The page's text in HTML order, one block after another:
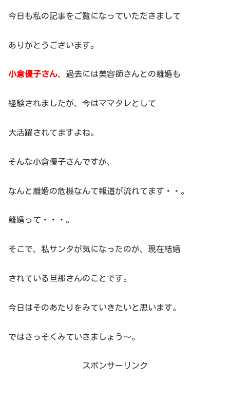
今日も私の記事をご覧になっていただきまして
ありがとうございます。
小倉優子さん、過去には美容師さんとの離婚も
経験されましたが、今はママタレとして
大活躍されてますよね。
そんな小倉優子さんですが、
なんと離婚の危機なんて報道が流れてます・・。
離婚って・・・。
そこで、私サンタが気になったのが、現在結婚
されている旦那さんのことです。
今日はそのあたりをみていきたいと思います。
ではさっそくみていきましょう～。
スポンサーリンク